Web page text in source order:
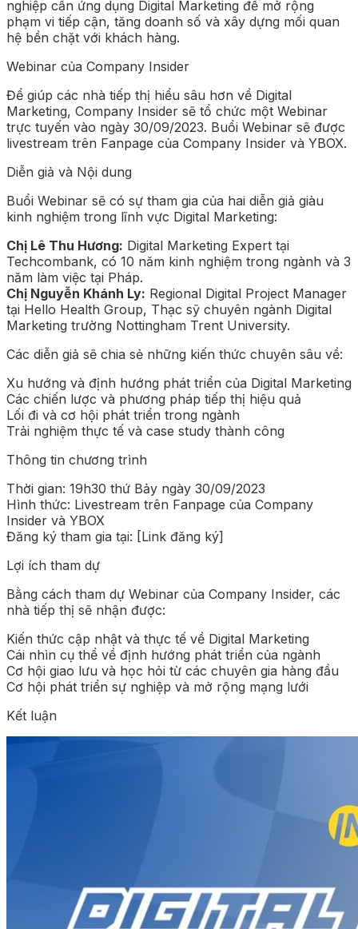
nghiệp cần ứng dụng Digital Marketing để mở rộng
phạm vi tiếp cận, tăng doanh số và xây dựng mối quan
hệ bền chặt với khách hàng.
Webinar của Company Insider
Để giúp các nhà tiếp thị hiểu sâu hơn về Digital
Marketing, Company Insider sẽ tổ chức một Webinar
trực tuyến vào ngày 30/09/2023. Buổi Webinar sẽ được
livestream trên Fanpage của Company Insider và YBOX.
Diễn giả và Nội dung
Buổi Webinar sẽ có sự tham gia của hai diễn giả giàu
kinh nghiệm trong lĩnh vực Digital Marketing:
Chị Lê Thu Hương: Digital Marketing Expert tại
Techcombank, có 10 năm kinh nghiệm trong ngành và 3
năm làm việc tại Pháp.
Chị Nguyễn Khánh Ly: Regional Digital Project Manager
tại Hello Health Group, Thạc sỹ chuyên ngành Digital
Marketing trường Nottingham Trent University.
Các diễn giả sẽ chia sẻ những kiến thức chuyên sâu về:
Xu hướng và định hướng phát triển của Digital Marketing
Các chiến lược và phương pháp tiếp thị hiệu quả
Lối đi và cơ hội phát triển trong ngành
Trải nghiệm thực tế và case study thành công
Thông tin chương trình
Thời gian: 19h30 thứ Bảy ngày 30/09/2023
Hình thức: Livestream trên Fanpage của Company
Insider và YBOX
Đăng ký tham gia tại: [Link đăng ký]
Lợi ích tham dự
Bằng cách tham dự Webinar của Company Insider, các
nhà tiếp thị sẽ nhận được:
Kiến thức cập nhật và thực tế về Digital Marketing
Cái nhìn cụ thể về định hướng phát triển của ngành
Cơ hội giao lưu và học hỏi từ các chuyên gia hàng đầu
Cơ hội phát triển sự nghiệp và mở rộng mạng lưới
Kết luận